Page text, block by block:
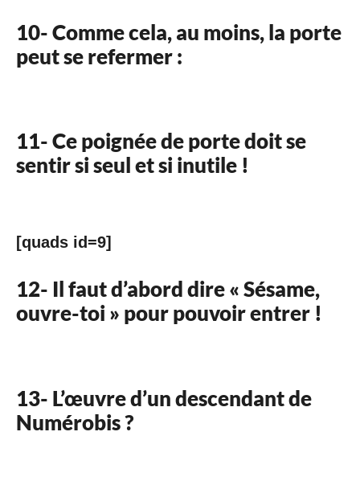
10- Comme cela, au moins, la porte
peut se refermer :
11- Ce poignée de porte doit se
sentir si seul et si inutile !
[quads id=9]
12- Il faut d’abord dire « Sésame,
ouvre-toi » pour pouvoir entrer !
13- L’œuvre d’un descendant de
Numérobis ?